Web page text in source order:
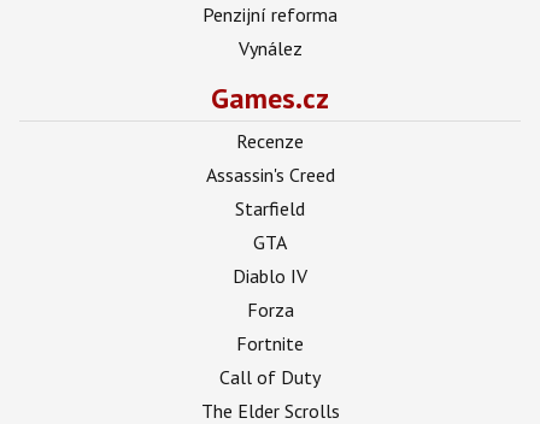
Penzijní reforma
Vynález
Games.cz
Recenze
Assassin's Creed
Starfield
GTA
Diablo IV
Forza
Fortnite
Call of Duty
The Elder Scrolls